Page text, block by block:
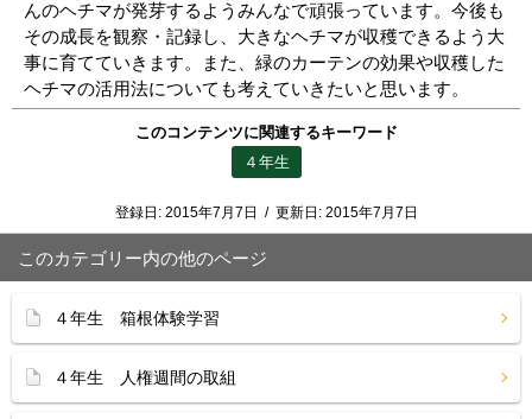
んのヘチマが発芽するようみんなで頑張っています。今後も
その成長を観察・記録し、大きなヘチマが収穫できるよう大
事に育てていきます。また、緑のカーテンの効果や収穫した
ヘチマの活用法についても考えていきたいと思います。
このコンテンツに関連するキーワード
４年生
登録日: 2015年7月7日 / 更新日: 2015年7月7日
このカテゴリー内の他のページ
４年生 箱根体験学習
４年生 人権週間の取組